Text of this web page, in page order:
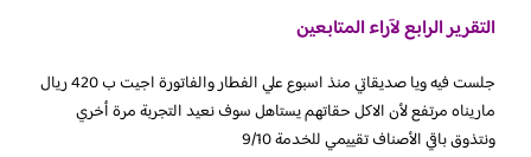
التقرير الرابع لآراء المتابعين
جلست فيه ويا صديقاتي منذ اسبوع علي الفطار والفاتورة اجيت ب 420 ريال
ماريناه مرتفع لأن الاكل حقاتهم يستاهل سوف نعيد التجربة مرة أخري
ونتذوق باقي الأصناف تقييمي للخدمة 9/10